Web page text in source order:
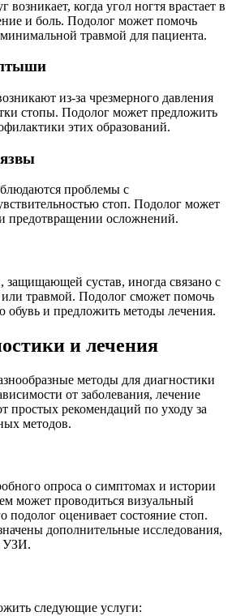
когда угол ногтя врастает в
и боль. Подолог может помочь
травмой для пациента.
из-за чрезмерного давления
стопы. Подолог может предложить
этих образований.
проблемы с
стоп. Подолог может
предотвращении осложнений.
защищающей сустав, иногда связано с
травмой. Подолог сможет помочь
обувь и предложить методы лечения.
и лечения
методы для диагностики
от заболевания, лечение
простых рекомендаций по уходу за
методов.
опроса о симптомах и истории
может проводиться визуальный
подолог оценивает состояние стоп.
дополнительные исследования,
УЗИ.
следующие услуги: